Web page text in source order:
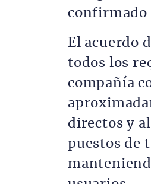
confirmado
El acuerdo
todos los
compañía
directos y
puestos de